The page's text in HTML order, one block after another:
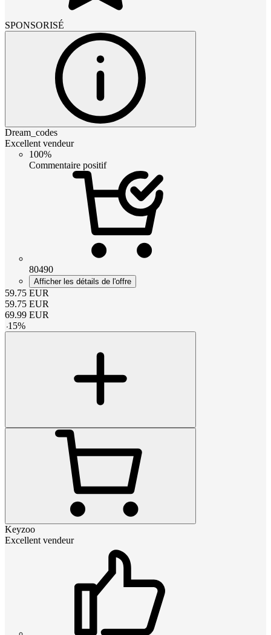
SPONSORISÉ
Dream_codes
Excellent vendeur
100%
Commentaire positif
80490
Afficher les détails de l'offre
59.75 EUR
59.75 EUR
69.99 EUR
-15%
Keyzoo
Excellent vendeur